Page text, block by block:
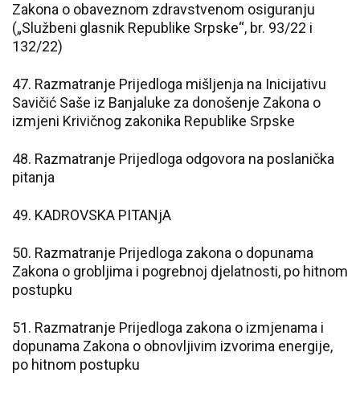
Zakona o obaveznom zdravstvenom osiguranju
(„Službeni glasnik Republike Srpske“, br. 93/22 i
132/22)
47. Razmatranje Prijedloga mišljenja na Inicijativu
Savičić Saše iz Banjaluke za donošenje Zakona o
izmjeni Krivičnog zakonika Republike Srpske
48. Razmatranje Prijedloga odgovora na poslanička
pitanja
49. KADROVSKA PITANjA
50. Razmatranje Prijedloga zakona o dopunama
Zakona o grobljima i pogrebnoj djelatnosti, po hitnom
postupku
51. Razmatranje Prijedloga zakona o izmjenama i
dopunama Zakona o obnovljivim izvorima energije,
po hitnom postupku